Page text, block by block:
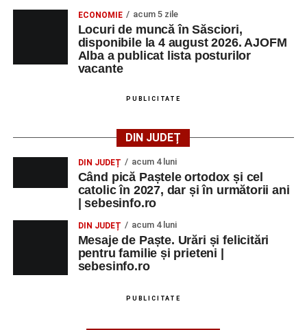
ECONOMIE acum 5 zile
Locuri de muncă în Săsciori,
disponibile la 4 august 2026. AJOFM
Alba a publicat lista posturilor
vacante
PUBLICITATE
DIN JUDEȚ
DIN JUDEȚ acum 4 luni
Când pică Paștele ortodox și cel
catolic în 2027, dar și în următorii ani
| sebesinfo.ro
DIN JUDEȚ acum 4 luni
Mesaje de Paște. Urări și felicitări
pentru familie și prieteni |
sebesinfo.ro
PUBLICITATE